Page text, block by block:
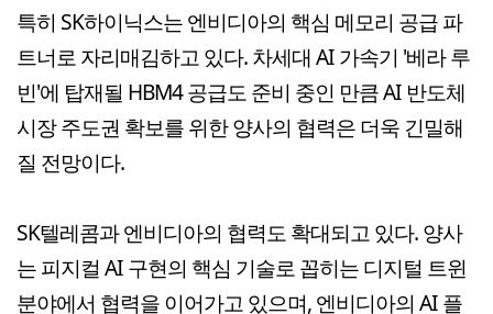
특히 SK하이닉스는 엔비디아의 핵심 메모리 공급 파
트너로 자리매김하고 있다. 차세대 AI 가속기 '베라 루
빈'에 탑재될 HBM4 공급도 준비 중인 만큼 AI 반도체
시장 주도권 확보를 위한 양사의 협력은 더욱 긴밀해
질 전망이다.
SK텔레콤과 엔비디아의 협력도 확대되고 있다. 양사
는 피지컬 AI 구현의 핵심 기술로 꼽히는 디지털 트윈
분야에서 협력을 이어가고 있으며, 엔비디아의 AI 플